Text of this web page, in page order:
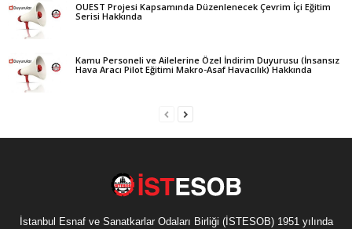
OUEST Projesi Kapsamında Düzenlenecek Çevrim İçi Eğitim
Serisi Hakkında
Kamu Personeli ve Ailelerine Özel İndirim Duyurusu (İnsansız
Hava Aracı Pilot Eğitimi Makro-Asaf Havacılık) Hakkında
İstanbul Esnaf ve Sanatkarlar Odaları Birliği (İSTESOB) 1951 yılında